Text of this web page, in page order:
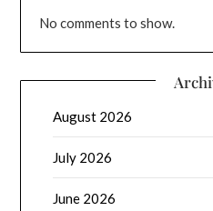
No comments to show.
August 2026
July 2026
June 2026